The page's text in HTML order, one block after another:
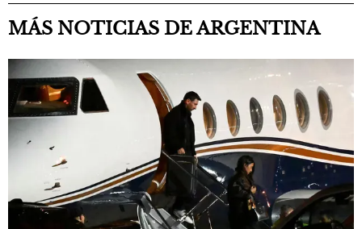
MÁS NOTICIAS DE ARGENTINA